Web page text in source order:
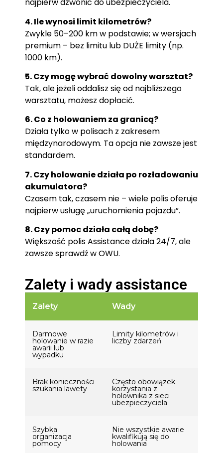
najpierw dzwonić do ubezpieczyciela.
4. Ile wynosi limit kilometrów?
Zwykle 50–200 km w podstawie; w wersjach
premium – bez limitu lub DUŻE limity (np.
1000 km).
5. Czy mogę wybrać dowolny warsztat?
Tak, ale jeżeli oddalisz się od najbliższego
warsztatu, możesz dopłacić.
6. Co z holowaniem za granicą?
Działa tylko w polisach z zakresem
międzynarodowym. Ta opcja nie zawsze jest
standardem.
7. Czy holowanie działa po rozładowaniu
akumulatora?
Czasem tak, czasem nie – wiele polis oferuje
najpierw usługę „uruchomienia pojazdu”.
8. Czy pomoc działa całą dobę?
Większość polis Assistance działa 24/7, ale
zawsze sprawdź w OWU.
Zalety i wady assistance
Zalety Wady
Darmowe
holowanie w razie
awarii lub
wypadku
Limity kilometrów i
liczby zdarzeń
Brak konieczności
szukania lawety
Często obowiązek
korzystania z
holownika z sieci
ubezpieczyciela
Szybka
organizacja
pomocy
Nie wszystkie awarie
kwalifikują się do
holowania